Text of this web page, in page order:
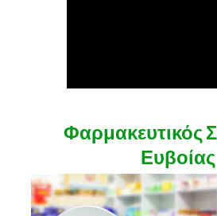
Φαρμακευτικός
Ευβοίας